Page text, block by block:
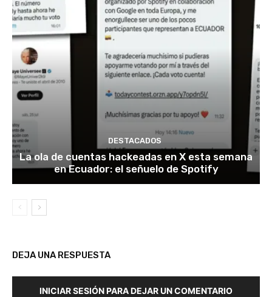
DESTACADOS
La ola de cuentas hackeadas en X esta semana
en Ecuador: el señuelo de Spotify
DEJA UNA RESPUESTA
INICIAR SESIÓN PARA DEJAR UN COMENTARIO